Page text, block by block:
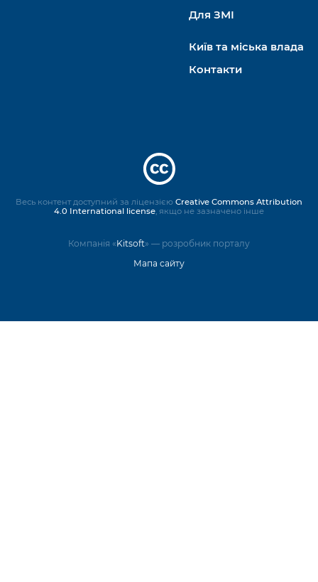
Для ЗМІ
Київ та міська влада
Контакти
Компанія «Kitsoft» — розробник порталу
Мапа сайту
Весь контент доступний за ліцензією Creative Commons Attribution
4.0 International license, якщо не зазначено інше